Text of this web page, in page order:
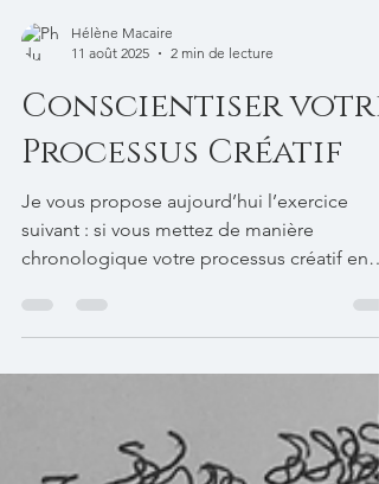
Hélène Macaire
11 août 2025
2 min de lecture
Conscientiser votre
Processus Créatif
chronologique votre processus créatif en
images, à quoi...